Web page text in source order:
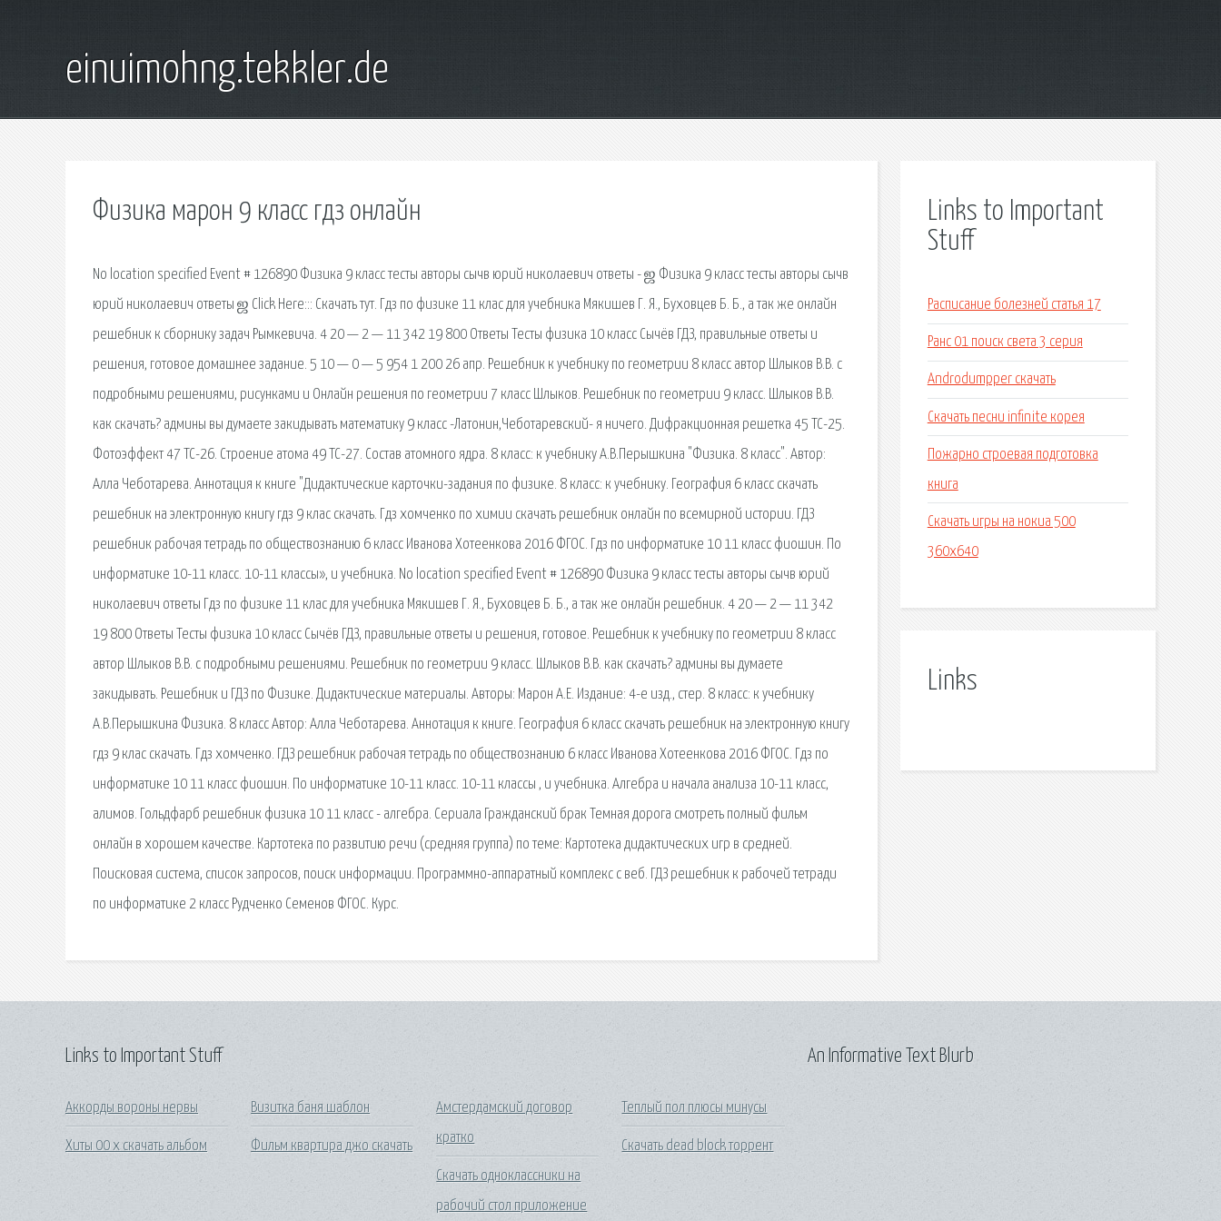
einuimohng.tekkler.de
Физика марон 9 класс гдз онлайн
No location specified Event # 126890 Физика 9 класс тесты авторы сычв юрий николаевич ответы - ஜ Физика 9 класс тесты авторы сычв
юрий николаевич ответы ஜ Click Here::: Скачать тут. Гдз по физике 11 клас для учебника Мякишев Г. Я., Буховцев Б. Б., а так же онлайн
решебник к сборнику задач Рымкевича. 4 20 — 2 — 11 342 19 800 Ответы Тесты физика 10 класс Сычёв ГДЗ, правильные ответы и
решения, готовое домашнее задание. 5 10 — 0 — 5 954 1 200 26 апр. Решебник к учебнику по геометрии 8 класс автор Шлыков В.В. с
подробными решениями, рисунками и Онлайн решения по геометрии 7 класс Шлыков. Решебник по геометрии 9 класс. Шлыков В.В.
как скачать? админы вы думаете закидывать математику 9 класс -Латонин,Чеботаревский- я ничего. Дифракционная решетка 45 ТС-25.
Фотоэффект 47 ТС-26. Строение атома 49 ТС-27. Состав атомного ядра. 8 класс: к учебнику А.В.Перышкина "Физика. 8 класс". Автор:
Алла Чеботарева. Аннотация к книге "Дидактические карточки-задания по физике. 8 класс: к учебнику. География 6 класс скачать
решебник на электронную книгу гдз 9 клас скачать. Гдз хомченко по химии скачать решебник онлайн по всемирной истории. ГДЗ
решебник рабочая тетрадь по обществознанию 6 класс Иванова Хотеенкова 2016 ФГОС. Гдз по информатике 10 11 класс фиошин. По
информатике 10-11 класс. 10-11 классы», и учебника. No location specified Event # 126890 Физика 9 класс тесты авторы сычв юрий
николаевич ответы Гдз по физике 11 клас для учебника Мякишев Г. Я., Буховцев Б. Б., а так же онлайн решебник. 4 20 — 2 — 11 342
19 800 Ответы Тесты физика 10 класс Сычёв ГДЗ, правильные ответы и решения, готовое. Решебник к учебнику по геометрии 8 класс
автор Шлыков В.В. с подробными решениями. Решебник по геометрии 9 класс. Шлыков В.В. как скачать? админы вы думаете
закидывать. Решебник и ГДЗ по Физике. Дидактические материалы. Авторы: Марон А.Е. Издание: 4-е изд., стер. 8 класс: к учебнику
А.В.Перышкина Физика. 8 класс Автор: Алла Чеботарева. Аннотация к книге. География 6 класс скачать решебник на электронную книгу
гдз 9 клас скачать. Гдз хомченко. ГДЗ решебник рабочая тетрадь по обществознанию 6 класс Иванова Хотеенкова 2016 ФГОС. Гдз по
информатике 10 11 класс фиошин. По информатике 10-11 класс. 10-11 классы , и учебника. Алгебра и начала анализа 10-11 класс,
алимов. Гольдфарб решебник физика 10 11 класс - алгебра. Сериала Гражданский брак Темная дорога смотреть полный фильм
онлайн в хорошем качестве. Картотека по развитию речи (средняя группа) по теме: Картотека дидактических игр в средней.
Поисковая сиcтема, список запросов, поиск информации. Программно-аппаратный комплекс с веб. ГДЗ решебник к рабочей тетради
по информатике 2 класс Рудченко Семенов ФГОС. Курс.
Links to Important
Stuff
Расписание болезней статья 17
Ранс 01 поиск света 3 серия
Androdumpper скачать
Скачать песни infinite корея
Пожарно строевая подготовка
книга
Скачать игры на нокиа 500
360x640
Links
Links to Important Stuff
Аккорды вороны нервы
Хиты 00 х скачать альбом
Визитка баня шаблон
Фильм квартира джо скачать
Амстердамский договор
кратко
Скачать одноклассники на
рабочий стол приложение
Теплый пол плюсы минусы
Скачать dead block торрент
An Informative Text Blurb